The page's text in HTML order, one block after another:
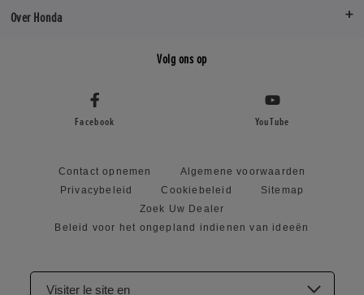
Over Honda
Volg ons op
Facebook YouTube
Contact opnemen
Algemene voorwaarden
Privacybeleid
Cookiebeleid
Sitemap
Zoek Uw Dealer
Beleid voor het ongepland indienen van ideeën
Visiter le site en